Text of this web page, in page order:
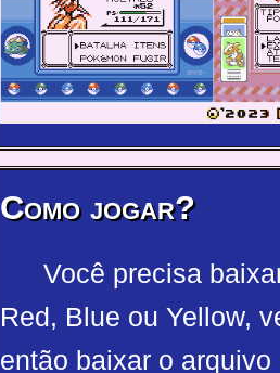
Como jogar?
Você precisa
Red, Blue ou Yellow,
então baixar o